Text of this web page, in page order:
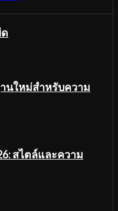
นใหม่สำหรับความ
สไตล์และความ